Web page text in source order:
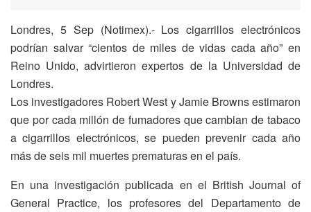
Londres, 5 Sep (Notimex).- Los cigarrillos electrónicos
podrían salvar “cientos de miles de vidas cada año” en
Reino Unido, advirtieron expertos de la Universidad de
Londres.
Los investigadores Robert West y Jamie Browns estimaron
que por cada millón de fumadores que cambian de tabaco
a cigarrillos electrónicos, se pueden prevenir cada año
más de seis mil muertes prematuras en el país.
En una investigación publicada en el British Journal of
General Practice, los profesores del Departamento de